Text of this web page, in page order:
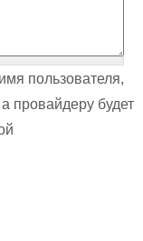
пользователя,
провайдеру будет